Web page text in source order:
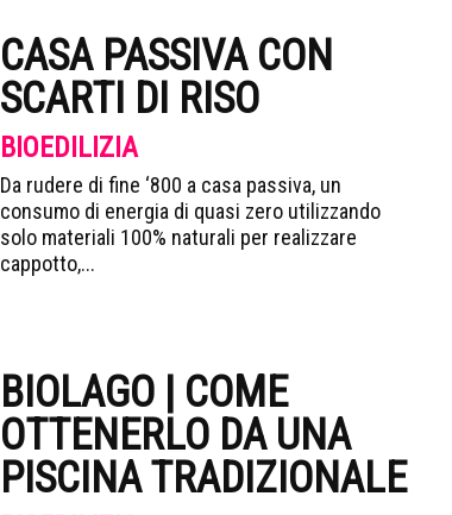
CASA PASSIVA CON
SCARTI DI RISO
BIOEDILIZIA
Da rudere di fine ‘800 a casa passiva, un
consumo di energia di quasi zero utilizzando
solo materiali 100% naturali per realizzare
cappotto,...
BIOLAGO | COME
OTTENERLO DA UNA
PISCINA TRADIZIONALE